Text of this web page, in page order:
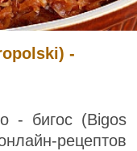
-
- бигос (Bigos
рецептов